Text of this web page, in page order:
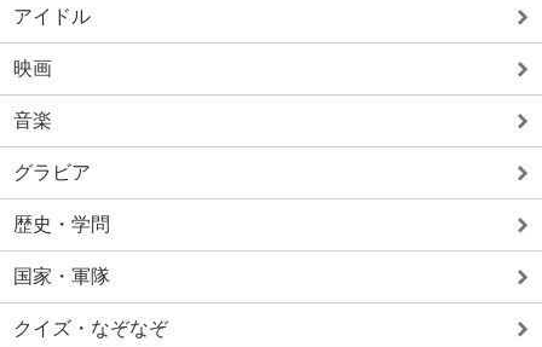
アイドル
映画
音楽
グラビア
歴史・学問
国家・軍隊
クイズ・なぞなぞ